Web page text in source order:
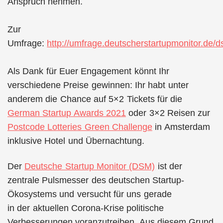
Zur
Umfrage: http://umfrage.deutscherstartupmonitor.de/
Als Dank für Euer Engagement könnt Ihr
verschiedene Preise gewinnen: Ihr habt unter
anderem die Chance auf 5×2 Tickets für die
German Startup Awards 2021 oder 3×2 Reisen zur
Postcode Lotteries Green Challengein Amsterdam
inklusive Hotel und Übernachtung.
Der Deutsche Startup Monitor (DSM) ist der
zentrale Pulsmesser des deutschen Startup-
Ökosystems und versucht für uns gerade
in der aktuellen Corona-Krise politische